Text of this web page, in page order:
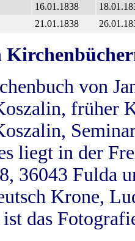
16.01.1838
21.01.1838
von
früher
liegt in der
36043 Fulda
Krone,
das